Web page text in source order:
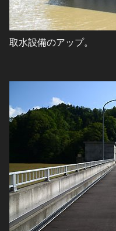
取水設備のアップ。